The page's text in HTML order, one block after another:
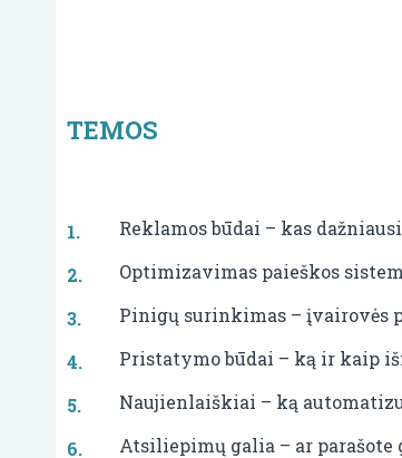
TEMOS
Reklamos būdai – kas
Optimizavimas paieškos
Pinigų surinkimas – įvairovės
Pristatymo būdai – ką ir kaip
Naujienlaiškiai – ką
Atsiliepimų galia – ar parašote